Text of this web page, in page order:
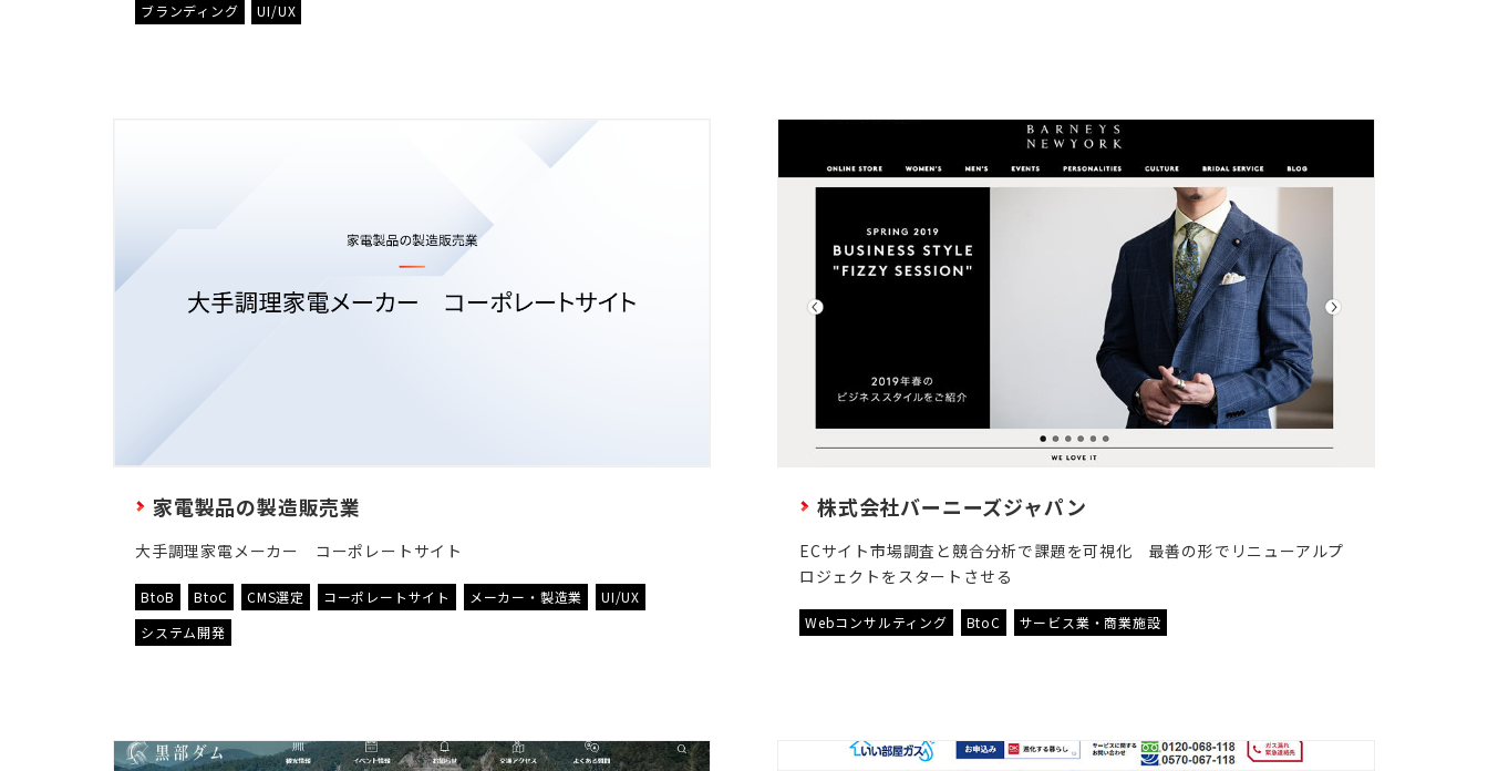
ブランディング
UI/UX
家電製品の製造販売業
大手調理家電メーカー コーポレートサイト
BtoB BtoC CMS選定 コーポレートサイト メーカー・製造業
UI/UX
システム開発
株式会社バーニーズジャパン
ECサイト市場調査と競合分析で課題を可視化 最善の形でリニューアルプ
ロジェクトをスタートさせる
Webコンサルティング BtoC サービス業・商業施設